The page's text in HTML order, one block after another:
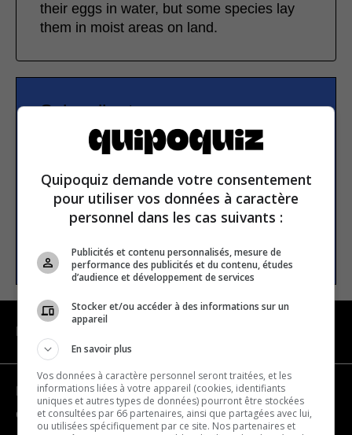
their eggs in water, but some species lay
them in moist areas on land.
Subscribe to our
newsletter
Email address
SUBSCRIBE
Become a partner
Contact us
Quipoquiz demande votre consentement
pour utiliser vos données à caractère
personnel dans les cas suivants :
Publicités et contenu personnalisés, mesure de
performance des publicités et du contenu, études
d’audience et développement de services
Stocker et/ou accéder à des informations sur un
appareil
En savoir plus
Vos données à caractère personnel seront traitées, et les
informations liées à votre appareil (cookies, identifiants
uniques et autres types de données) pourront être stockées
et consultées par 66 partenaires, ainsi que partagées avec lui,
ou utilisées spécifiquement par ce site. Nos partenaires et